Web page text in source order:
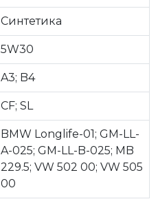
Синтетика
5W30
A3; B4
CF; SL
BMW Longlife-01; GM-LL-
A-025; GM-LL-B-025; MB
229.5; VW 502 00; VW 505
00